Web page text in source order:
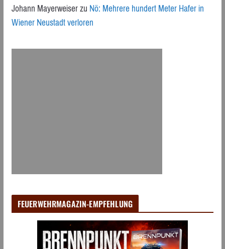
Johann MayerweiserzuNö: Mehrere hundert Meter Hafer in
Wiener Neustadt verloren
FEUERWEHRMAGAZIN-EMPFEHLUNG